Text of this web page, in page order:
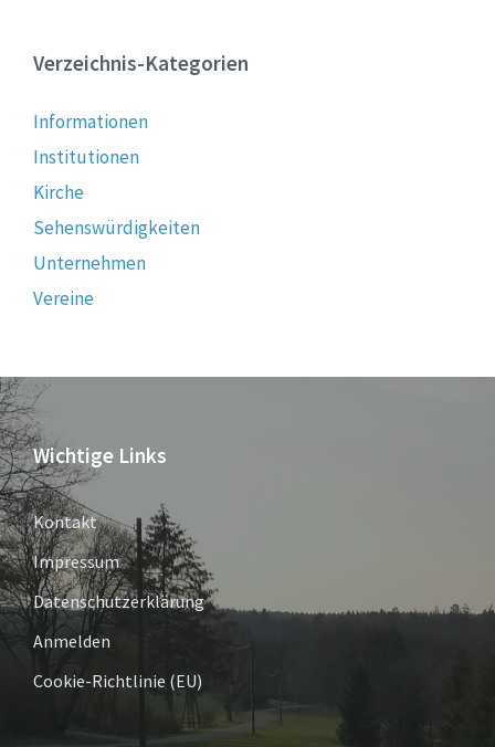
Verzeichnis-Kategorien
Informationen
Institutionen
Kirche
Sehenswürdigkeiten
Unternehmen
Vereine
Wichtige Links
Kontakt
Impressum
Datenschutzerklärung
Anmelden
Cookie-Richtlinie (EU)